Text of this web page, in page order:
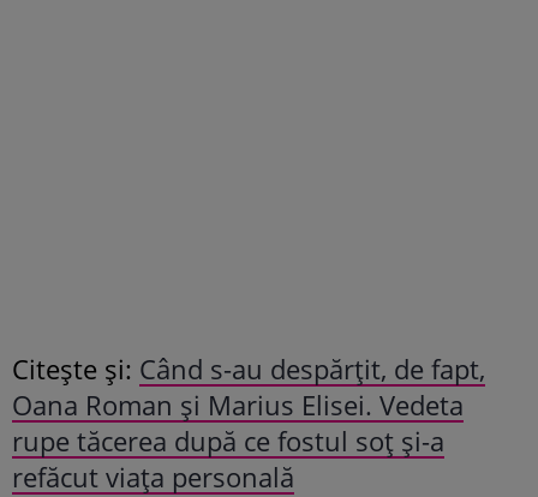
Citește și: Când s-au despărțit, de fapt,
Oana Roman și Marius Elisei. Vedeta
rupe tăcerea după ce fostul soț și-a
refăcut viața personală